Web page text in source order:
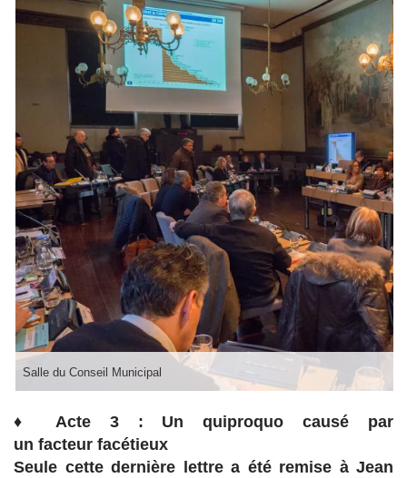
Salle du Conseil Municipal
♦ Acte 3 : Unquiproquo causé par
un facteur facétieux
Seule cette dernière lettre a été remise à Jean